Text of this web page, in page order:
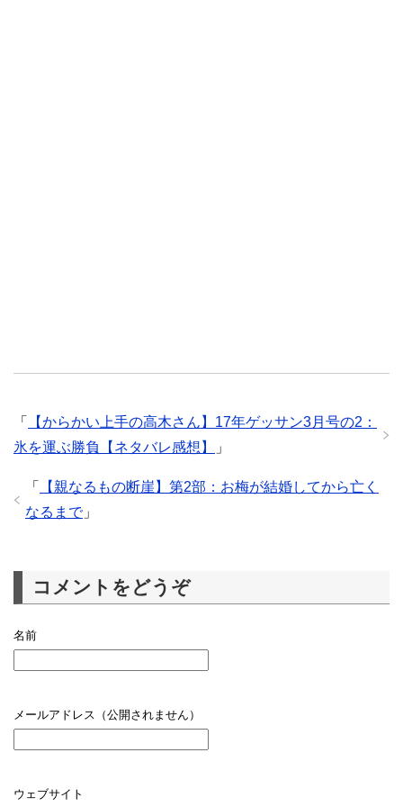
「
【からかい上手の高木さん】17年ゲッサン3月号の2：
氷を運ぶ勝負【ネタバレ感想】
」
「
【親なるもの断崖】第2部：お梅が結婚してから亡く
なるまで」
コメントをどうぞ
名前
メールアドレス（公開されません）
ウェブサイト